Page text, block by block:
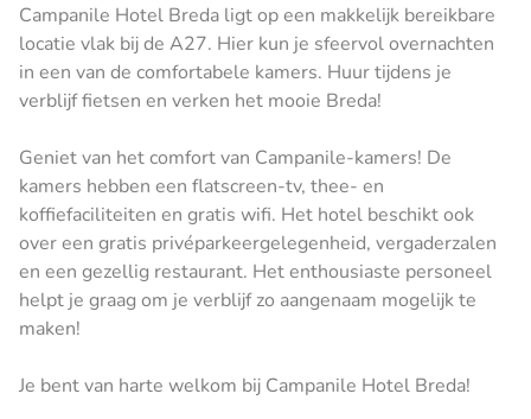
Campanile Hotel Breda ligt op een makkelijk bereikbare
locatie vlak bij de A27. Hier kun je sfeervol overnachten
in een van de comfortabele kamers. Huur tijdens je
verblijf fietsen en verken het mooie Breda!
Geniet van het comfort van Campanile-kamers! De
kamers hebben een flatscreen-tv, thee- en
koffiefaciliteiten en gratis wifi. Het hotel beschikt ook
over een gratis privéparkeergelegenheid, vergaderzalen
en een gezellig restaurant. Het enthousiaste personeel
helpt je graag om je verblijf zo aangenaam mogelijk te
maken!
Je bent van harte welkom bij Campanile Hotel Breda!